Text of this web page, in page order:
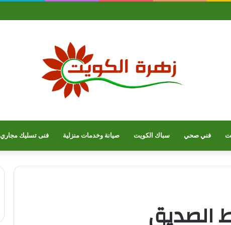
فني صحي سباك الكويت صيانة وخدمات منزلية فنى تسليك مجاري
الصديق